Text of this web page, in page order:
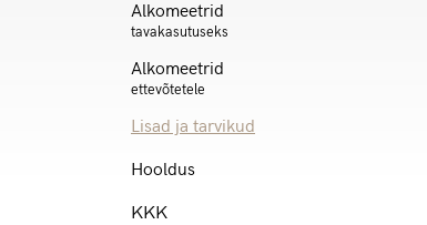
Alkomeetrid
tavakasutuseks
Alkomeetrid
ettevõtetele
Lisad ja tarvikud
Hooldus
KKK